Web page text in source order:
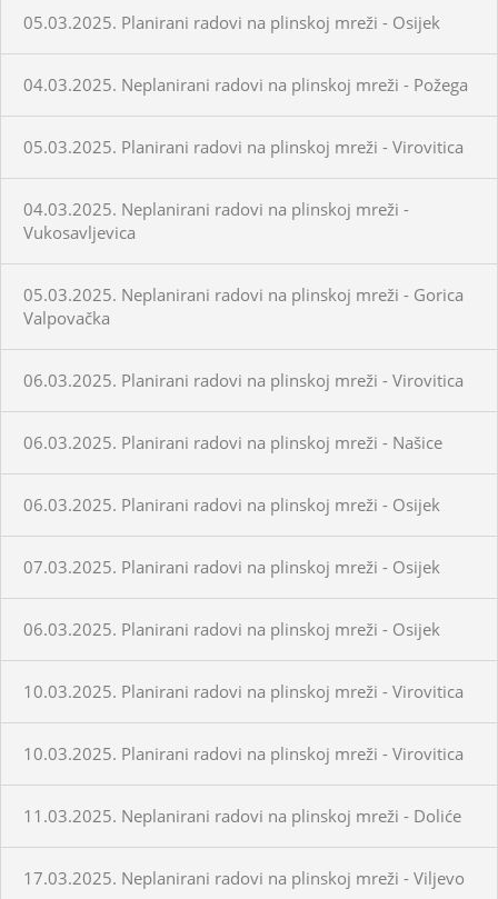
05.03.2025. Planirani radovi na plinskoj mreži - Osijek
04.03.2025. Neplanirani radovi na plinskoj mreži - Požega
05.03.2025. Planirani radovi na plinskoj mreži - Virovitica
04.03.2025. Neplanirani radovi na plinskoj mreži -
Vukosavljevica
05.03.2025. Neplanirani radovi na plinskoj mreži - Gorica
Valpovačka
06.03.2025. Planirani radovi na plinskoj mreži - Virovitica
06.03.2025. Planirani radovi na plinskoj mreži - Našice
06.03.2025. Planirani radovi na plinskoj mreži - Osijek
07.03.2025. Planirani radovi na plinskoj mreži - Osijek
06.03.2025. Planirani radovi na plinskoj mreži - Osijek
10.03.2025. Planirani radovi na plinskoj mreži - Virovitica
10.03.2025. Planirani radovi na plinskoj mreži - Virovitica
11.03.2025. Neplanirani radovi na plinskoj mreži - Doliće
17.03.2025. Neplanirani radovi na plinskoj mreži - Viljevo